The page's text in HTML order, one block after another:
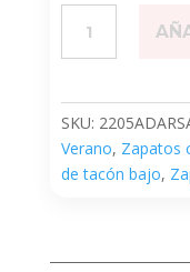
Rosa
SKU:
Verano, Zapatos
de tacón bajo,